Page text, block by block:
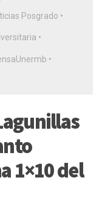
Posgrado •
•
•
1×10 del